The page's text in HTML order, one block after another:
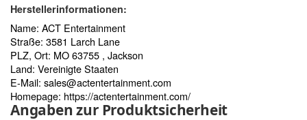
Herstellerinformationen:
Name: ACT Entertainment
Straße: 3581 Larch Lane
PLZ, Ort: MO 63755 , Jackson
Land: Vereinigte Staaten
E-Mail: sales@actentertainment.com
Homepage: https://actentertainment.com/
Angaben zur Produktsicherheit